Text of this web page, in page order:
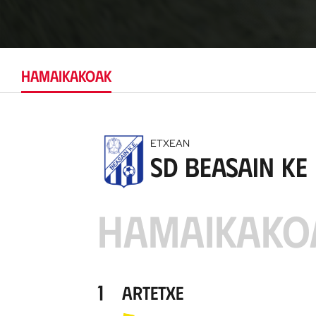
HAMAIKAKOAK
ETXEAN
SD Beasain KE
1 Artetxe